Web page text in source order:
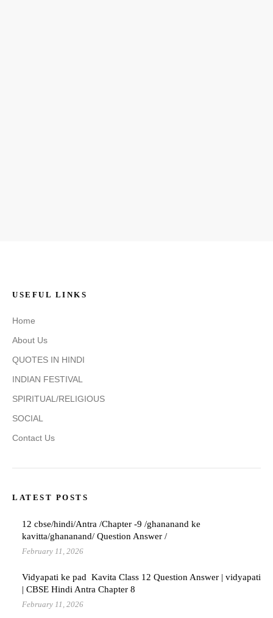
USEFUL LINKS
Home
About Us
QUOTES IN HINDI
INDIAN FESTIVAL
SPIRITUAL/RELIGIOUS
SOCIAL
Contact Us
LATEST POSTS
12 cbse/hindi/Antra /Chapter -9 /ghananand ke
kavitta/ghananand/ Question Answer /
February 11, 2026
Vidyapati ke pad Kavita Class 12 Question Answer | vidyapati
| CBSE Hindi Antra Chapter 8
February 11, 2026